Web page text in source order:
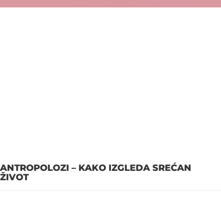
ANTROPOLOZI – KAKO IZGLEDA SREĆAN
ŽIVOT